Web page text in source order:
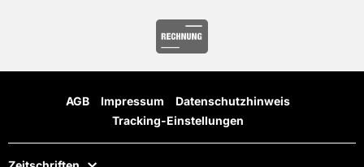
AGB Impressum
Datenschutzhinweis
Tracking-Einstellungen